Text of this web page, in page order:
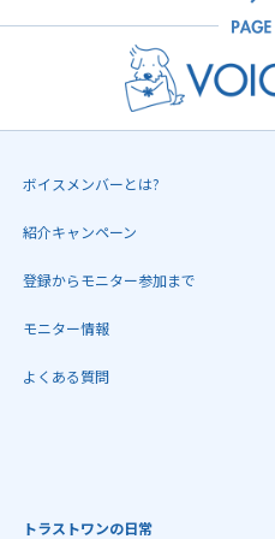
ボイスメンバーとは?
紹介キャンペーン
登録からモニター参加まで
モニター情報
よくある質問
トラストワンの日常